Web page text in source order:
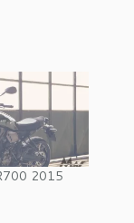
2015